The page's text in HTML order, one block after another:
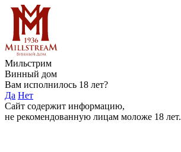
Мильстрим
Винный дом
Вам исполнилось 18 лет?
Да Нет
Сайт содержит информацию,
не рекомендованную лицам моложе 18 лет.